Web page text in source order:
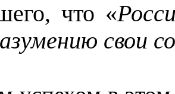
что «
свои